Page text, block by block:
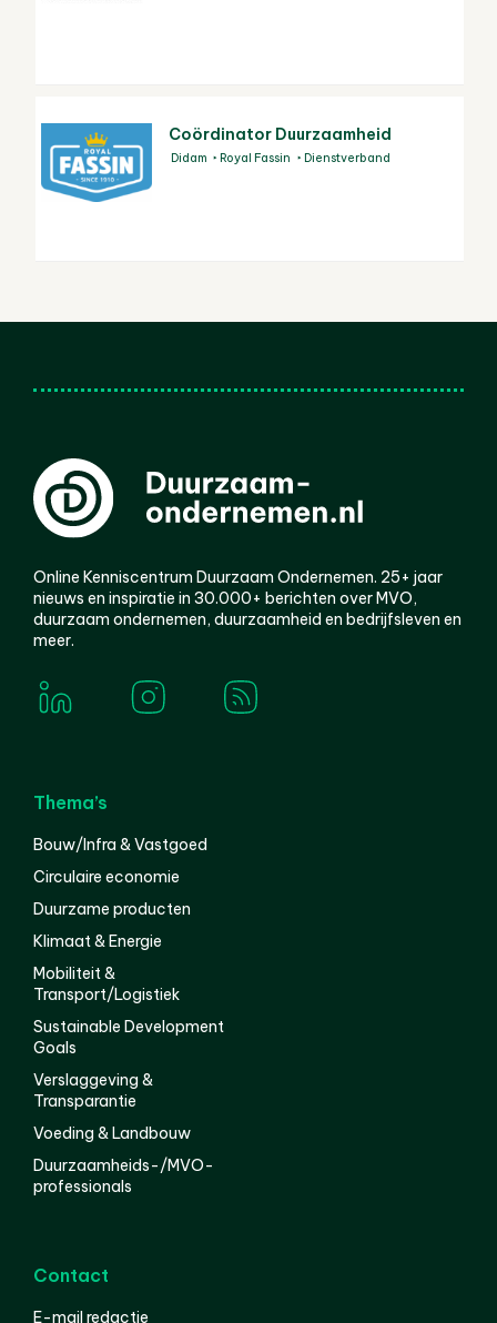
Coördinator Duurzaamheid
Didam Royal Fassin Dienstverband
Online Kenniscentrum Duurzaam Ondernemen. 25+ jaar
nieuws en inspiratie in 30.000+ berichten over MVO,
duurzaam ondernemen, duurzaamheid en bedrijfsleven en
meer.
Thema’s
Bouw/Infra & Vastgoed
Circulaire economie
Duurzame producten
Klimaat & Energie
Mobiliteit &
Transport/Logistiek
Sustainable Development
Goals
Verslaggeving &
Transparantie
Voeding & Landbouw
Duurzaamheids-/MVO-
professionals
Contact
E-mail redactie